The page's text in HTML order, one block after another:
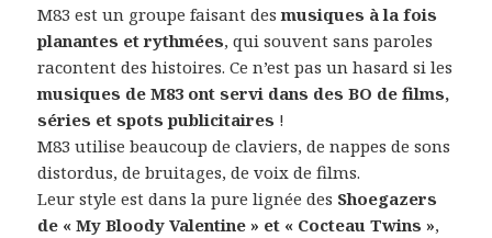
M83 est un groupe faisant desmusiques à la fois
planantes et rythmées, qui souvent sans paroles
racontent des histoires. Ce n’est pas un hasard si les
musiques de M83 ont servi dans des BO de films,
séries et spots publicitaires !
M83 utilise beaucoup de claviers, de nappes de sons
distordus, de bruitages, de voix de films.
Leur style est dans la pure lignée des Shoegazers
de « My Bloody Valentine » et « Cocteau Twins »,